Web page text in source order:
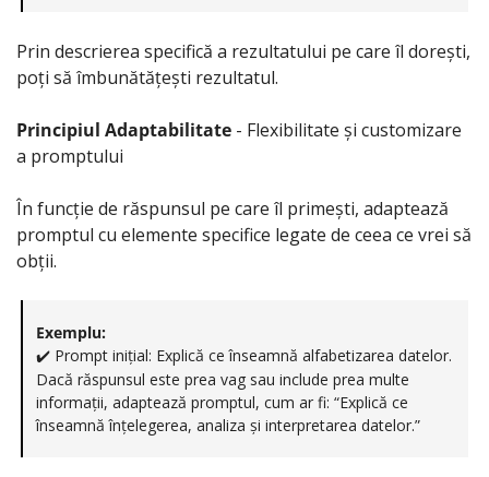
Prin descrierea specifică a rezultatului pe care îl dorești,
poți să îmbunătățești rezultatul.
Principiul Adaptabilitate - Flexibilitate și customizare
a promptului
În funcție de răspunsul pe care îl primești, adaptează
promptul cu elemente specifice legate de ceea ce vrei să
obții.
Exemplu:
✔️ Prompt inițial: Explică ce înseamnă alfabetizarea datelor.
Dacă răspunsul este prea vag sau include prea multe
informații, adaptează promptul, cum ar fi: “Explică ce
înseamnă înțelegerea, analiza și interpretarea datelor.”